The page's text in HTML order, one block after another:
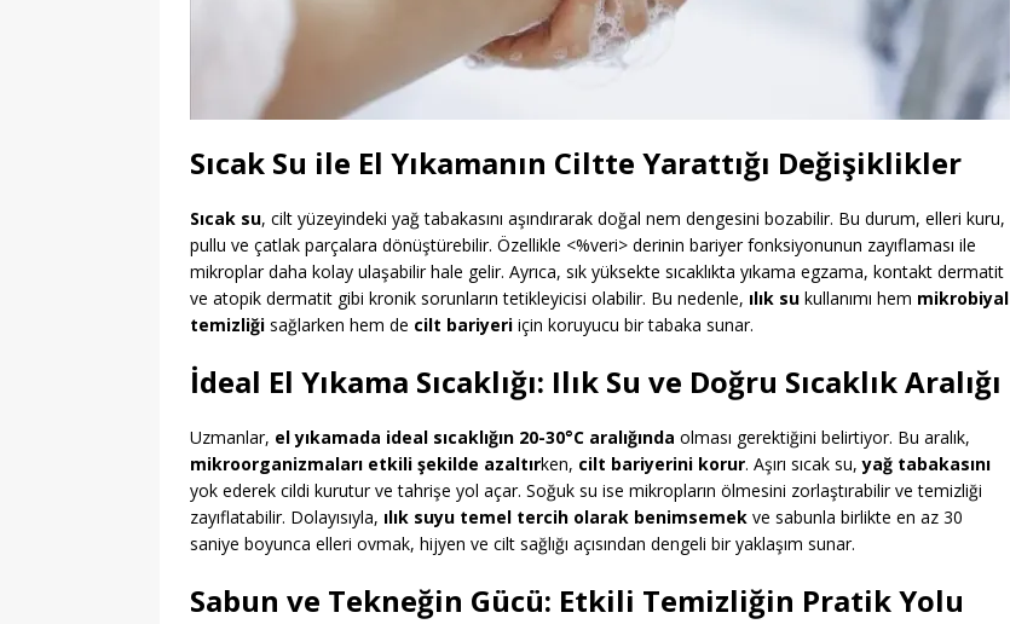
Sıcak Su ile El Yıkamanın Ciltte Yarattığı Değişiklikler
Sıcak su, cilt yüzeyindeki yağ tabakasını aşındırarak doğal nem dengesini bozabilir. Bu durum, elleri kuru,
pullu ve çatlak parçalara dönüştürebilir. Özellikle <%veri> derinin bariyer fonksiyonunun zayıflaması ile
mikroplar daha kolay ulaşabilir hale gelir. Ayrıca, sık yüksekte sıcaklıkta yıkama egzama, kontakt dermatit
ve atopik dermatit gibi kronik sorunların tetikleyicisi olabilir. Bu nedenle, ılık su kullanımı hem mikrobiyal
temizliği sağlarken hem de cilt bariyeri için koruyucu bir tabaka sunar.
İdeal El Yıkama Sıcaklığı: Ilık Su ve Doğru Sıcaklık Aralığı
Uzmanlar, el yıkamada ideal sıcaklığın 20-30°C aralığında olması gerektiğini belirtiyor. Bu aralık,
mikroorganizmaları etkili şekilde azaltırken, cilt bariyerini korur. Aşırı sıcak su,yağ tabakasını
yok ederek cildi kurutur ve tahrişe yol açar. Soğuk su ise mikropların ölmesini zorlaştırabilir ve temizliği
zayıflatabilir. Dolayısıyla, ılık suyu temel tercih olarak benimsemek ve sabunla birlikte en az 30
saniye boyunca elleri ovmak, hijyen ve cilt sağlığı açısından dengeli bir yaklaşım sunar.
Sabun ve Tekneğin Gücü: Etkili Temizliğin Pratik Yolu